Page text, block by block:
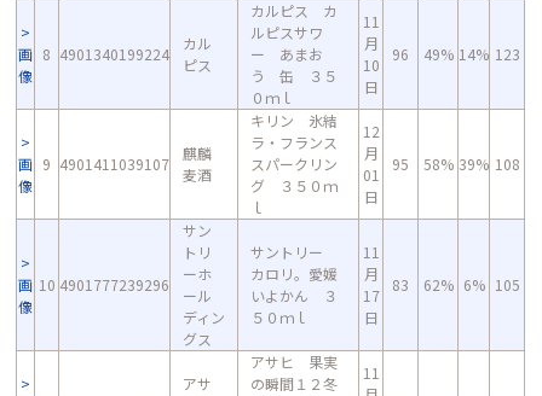
画
像
8 4901340199224
カル
ピス
カルピス カ
ルピスサワ
ー あまお
う 缶 ３５
０ｍｌ
11
月
10
日
96 49% 14% 123
画
像
9 4901411039107
麒麟
麦酒
キリン 氷結
ラ・フランス
スパークリン
グ ３５０ｍ
ｌ
12
月
01
日
95 58% 39% 108
画
像
10 4901777239296
サン
トリ
ーホ
ール
ディン
グス
サントリー
カロリ。愛媛
いよかん ３
５０ｍｌ
11
月
17
日
83 62% 6% 105
アサ
アサヒ 果実
の瞬間１２冬
11